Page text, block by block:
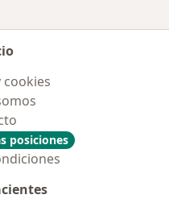
cookies
posiciones